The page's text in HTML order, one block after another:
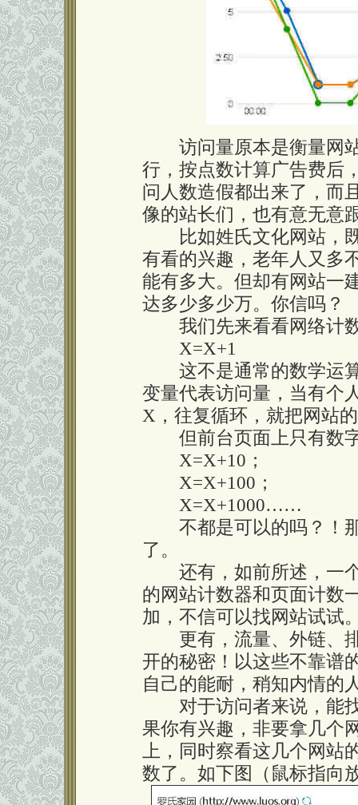
访问量原本是衡量网站
行，按点数计算广告费后
问人数造假都出来了，而
像的站长们，也有意无意
比如姓氏文化网站，既
有看的兴趣，老年人又多
能有多大。但却有网站一
达多少多少万。你信吗？
我们先来看看网络计
X=X+1
这不是通常的数学运算
变量代表访问量，当有个
X，往复循环，就把网站
但前台页面上只有数字
X=X+10；
X=X+100；
X=X+1000……
不都是可以的吗？！那
了。
还有，如前所述，一个
的网站计数器和页面计数
加，不信可以找网站试试
更有，流量、外链、排
开的秘密！以这些不靠谱
自己的能耐，稍知内情的
对于访问者来说，能找
果你有兴趣，非要拿几个
上，同时察看这几个网站
数了。如下图（鼠标指向